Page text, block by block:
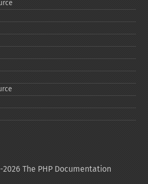
The PHP Documentation